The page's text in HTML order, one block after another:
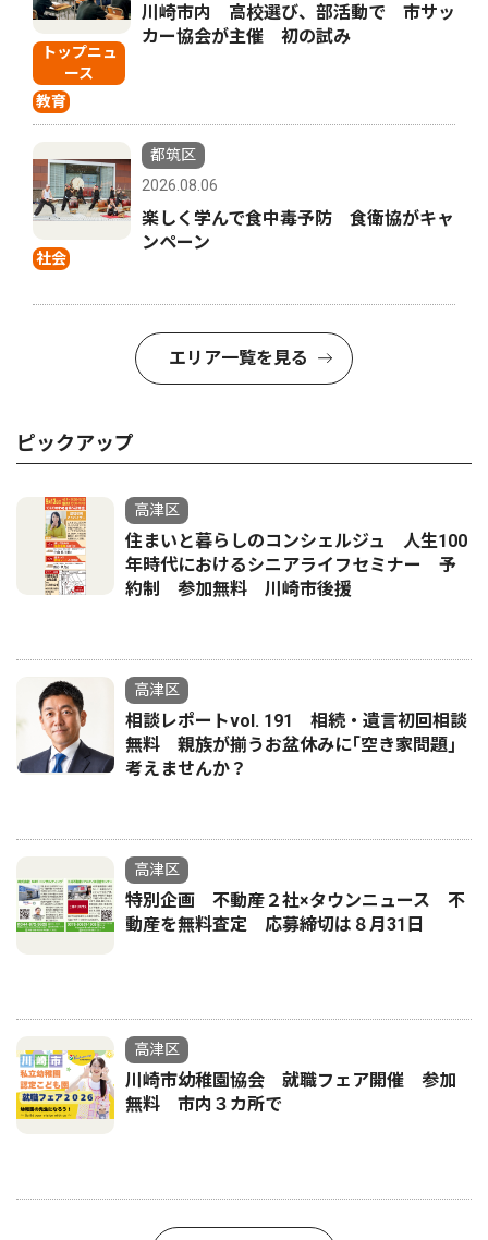
トップニュ
ース
教育
川崎市内 高校選び、部活動で 市サッ
カー協会が主催 初の試み
社会
都筑区
2026.08.06
楽しく学んで食中毒予防 食衛協がキャ
ンペーン
エリア一覧を見る
ピックアップ
高津区
住まいと暮らしのコンシェルジュ 人生100
年時代におけるシニアライフセミナー 予
約制 参加無料 川崎市後援
高津区
相談レポートvol. 191 相続・遺言初回相談
無料 親族が揃うお盆休みに｢空き家問題｣
考えませんか？
高津区
特別企画 不動産２社×タウンニュース 不
動産を無料査定 応募締切は８月31日
高津区
川崎市幼稚園協会 就職フェア開催 参加
無料 市内３カ所で